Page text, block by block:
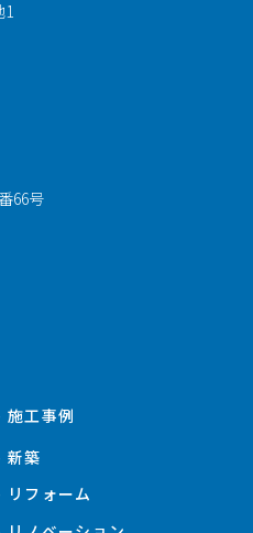
1
66号
施工事例
新築
リフォーム